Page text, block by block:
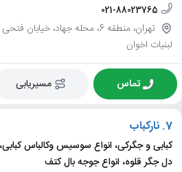
021-88023765
تهران، منطقه 6، محله جهاد،
لبنیات اخوان
تماس مسیریابی
7. نارکباب
کبابی و جگرکی، انواع سوسیس وکالباس کبابی،
دل جگر قلوه، انواع جوجه بال کتف